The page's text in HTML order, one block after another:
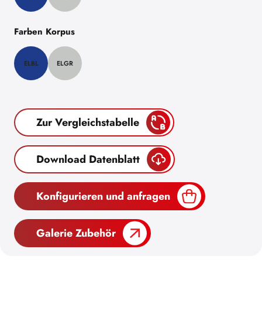
Farben Korpus
ELBL ELGR
Zur Vergleichstabelle
Download Datenblatt
Konfigurieren und anfragen
Galerie Zubehör